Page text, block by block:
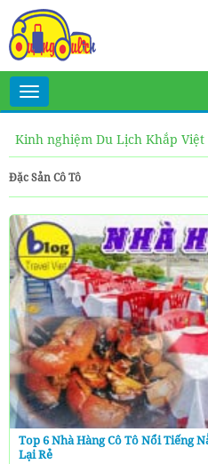
Toggle
navigation
Kinh nghiệm Du Lịch Khắp
Đặc Sản Cô Tô
Top 6 Nhà Hàng Cô Tô Nổi Tiếng
Lại Rẻ